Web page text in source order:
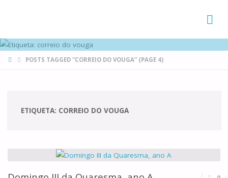
HOMEPOSTS TAGGED "CORREIO DO VOUGA"(PAGE 4)
ETIQUETA: CORREIO DO VOUGA